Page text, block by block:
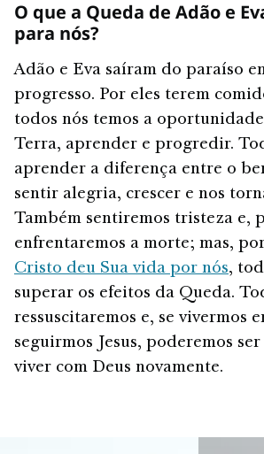
O que a Queda de Adão e
para nós?
Adão e Eva saíram do paraíso
progresso. Por eles terem
todos nós temos a
Terra, aprender e progredir.
aprender a diferença entre o
sentir alegria, crescer e nos
Também sentiremos tristeza e,
enfrentaremos a morte; mas,
Cristo deu Sua vida por nós,
superar os efeitos da Queda.
ressuscitaremos e, se vivermos
seguirmos Jesus, poderemos
viver com Deus novamente.